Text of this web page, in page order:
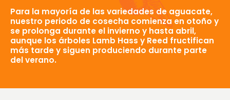
Para la mayoría de las variedades de aguacate,
nuestro periodo de cosecha comienza en otoño y
se prolonga durante el invierno y hasta abril,
aunque los árboles Lamb Hass y Reed fructifican
más tarde y siguen produciendo durante parte
del verano.